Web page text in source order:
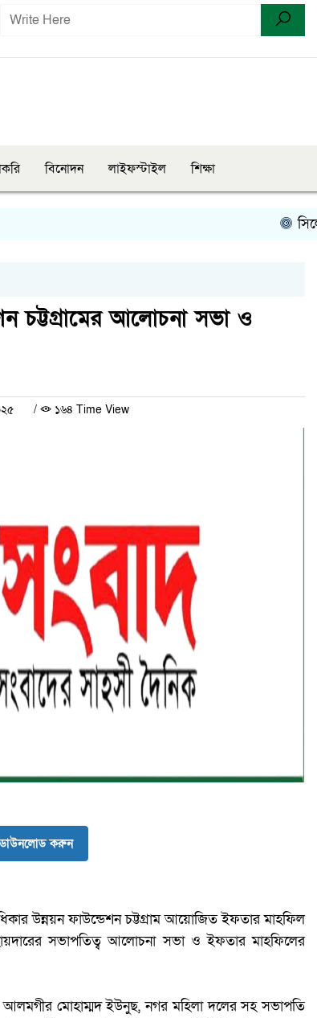
বিনোদন লাইফস্টাইল শিক্ষা
সিলেট
চট্টগ্রামের আলোচনা সভা ও
/ ১৬৪ Time View
করুন
উন্নয়ন ফাউন্ডেশন চট্টগ্রাম আয়োজিত ইফতার মাহফিল
সভাপতিত্ব আলোচনা সভা ও ইফতার মাহফিলের
আলমগীর মোহাম্মদ ইউনুছ, নগর মহিলা দলের সহ সভাপতি